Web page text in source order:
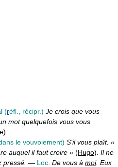
(réfl., récipr.) Je crois que vous
mot quelquefois vous vous
)
le vouvoiement) S'il vous plaît. «
auquel il faut croire » (Hugo) . Il ne
pressé. — Loc. De vous à moi. Eux